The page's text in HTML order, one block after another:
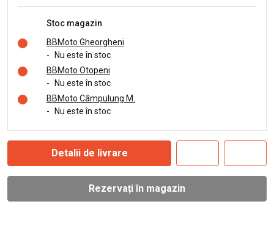
Stoc magazin
BBMoto Gheorgheni
- Nu este în stoc
BBMoto Otopeni
- Nu este în stoc
BBMoto Câmpulung M.
- Nu este în stoc
Detalii de livrare
Rezervați în magazin